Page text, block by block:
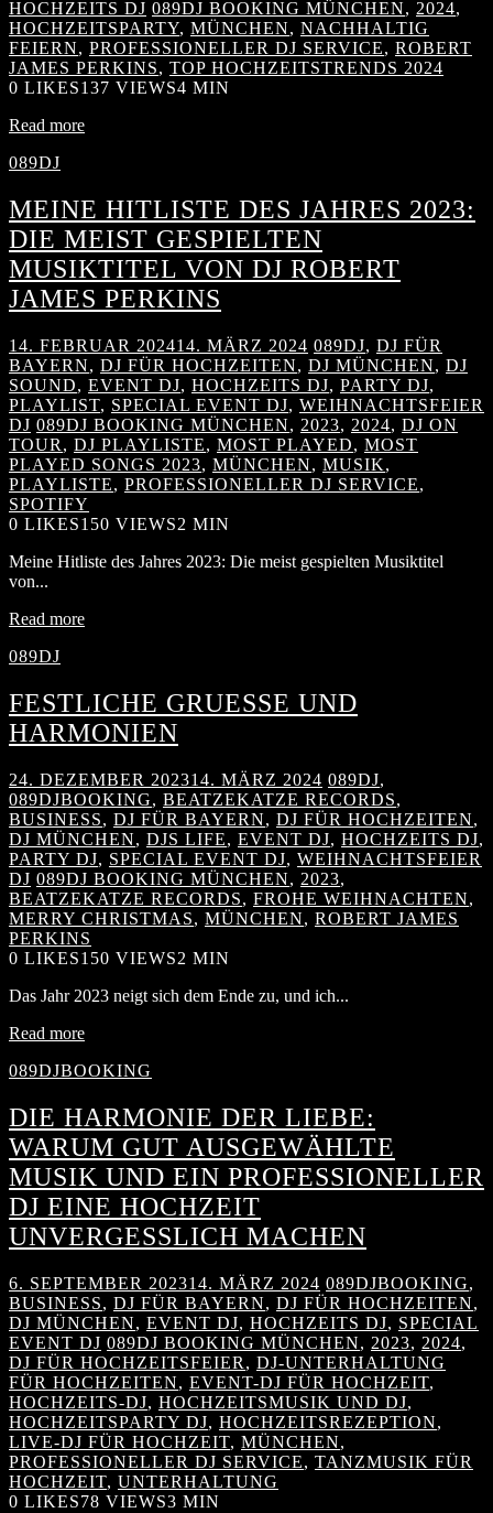
HOCHZEITS DJ 089DJ BOOKING MÜNCHEN, 2024,
HOCHZEITSPARTY, MÜNCHEN, NACHHALTIG
FEIERN, PROFESSIONELLER DJ SERVICE, ROBERT
JAMES PERKINS, TOP HOCHZEITSTRENDS 2024
0 LIKES137 VIEWS4 MIN
Read more
089DJ
MEINE HITLISTE DES JAHRES 2023:
DIE MEIST GESPIELTEN
MUSIKTITEL VON DJ ROBERT
JAMES PERKINS
14. FEBRUAR 202414. MÄRZ 2024 089DJ, DJ FÜR
BAYERN, DJ FÜR HOCHZEITEN, DJ MÜNCHEN, DJ
SOUND, EVENT DJ, HOCHZEITS DJ, PARTY DJ,
PLAYLIST, SPECIAL EVENT DJ, WEIHNACHTSFEIER
DJ 089DJ BOOKING MÜNCHEN, 2023, 2024, DJ ON
TOUR , DJ PLAYLISTE, MOST PLAYED, MOST
PLAYED SONGS 2023, MÜNCHEN, MUSIK,
PLAYLISTE, PROFESSIONELLER DJ SERVICE,
SPOTIFY
0 LIKES150 VIEWS2 MIN
Meine Hitliste des Jahres 2023: Die meist gespielten Musiktitel
von...
Read more
089DJ
FESTLICHE GRUESSE UND H
ARMONIEN
24. DEZEMBER 202314. MÄRZ 2024 089DJ,
089DJBOOKING, BEATZEKATZE RECORDS,
BUSINESS, DJ FÜR BAYERN, DJ FÜR HOCHZEITEN,
DJ MÜNCHEN, DJS LIFE, EVENT DJ, HOCHZEITS DJ,
PARTY DJ, SPECIAL EVENT DJ, WEIHNACHTSFEIER
DJ 089DJ BOOKING MÜNCHEN, 2023,
BEATZEKATZE RECORDS, FROHE WEIHNACHTEN,
MERRY CHRISTMAS, MÜNCHEN, ROBERT JAMES
PERKINS
0 LIKES150 VIEWS2 MIN
Das Jahr 2023 neigt sich dem Ende zu, und ich...
Read more
089DJBOOKING
DIE HARMONIE DER LIEBE:
WARUM GUT AUSGEWÄHLTE
MUSIK UND EIN PROFESSIONELLER
DJ EINE HOCHZEIT
UNVERGESSLICH MACHEN
6. SEPTEMBER 202314. MÄRZ 2024 089DJBOOKING,
BUSINESS, DJ FÜR BAYERN, DJ FÜR HOCHZEITEN,
DJ MÜNCHEN, EVENT DJ, HOCHZEITS DJ, SPECIAL
EVENT DJ 089DJ BOOKING MÜNCHEN, 2023, 2024,
DJ FÜR HOCHZEITSFEIER , DJ-UNTERHALTUNG
FÜR HOCHZEITEN, EVENT-DJ FÜR HOCHZEIT,
HOCHZEITS-DJ, HOCHZEITSMUSIK UND DJ,
HOCHZEITSPARTY DJ, HOCHZEITSREZEPTION,
LIVE-DJ FÜR HOCHZEIT, MÜNCHEN,
PROFESSIONELLER DJ SERVICE, TANZMUSIK FÜR
HOCHZEIT, UNTERHALTUNG
0 LIKES78 VIEWS3 MIN